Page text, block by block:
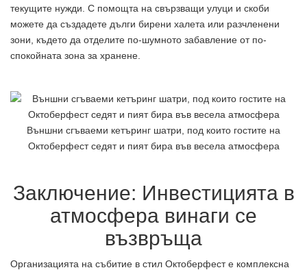
текущите нужди. С помощта на свързващи улуци и скоби
можете да създадете дълги бирени халета или разчленени
зони, където да отделите по-шумното забавление от по-
спокойната зона за хранене.
Външни сгъваеми кетъринг шатри, под които гостите на
Октоберфест седят и пият бира във весела атмосфера
Заключение: Инвестицията в
атмосфера винаги се
възвръща
Организацията на събитие в стил Октоберфест е комплексна